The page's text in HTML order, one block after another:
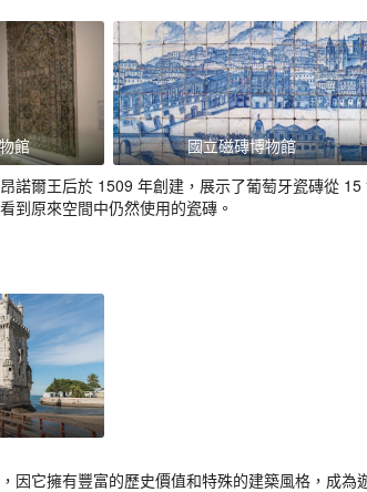
館 國立磁磚博物館
爾王后於 1509 年創建，展示了葡萄牙瓷磚從 15
到原來空間中仍然使用的瓷磚。
它擁有豐富的歷史價值和特殊的建築風格，成為